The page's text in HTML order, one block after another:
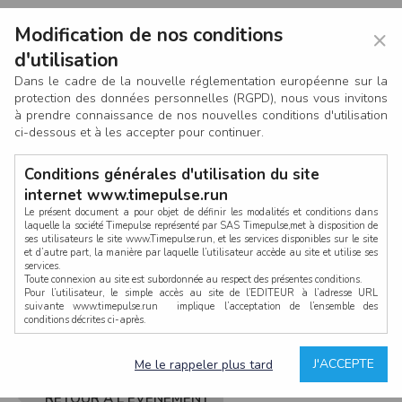
CONNEXION
RETOUR À L'ÉVÈNEMENT
×
Modification de nos conditions
d'utilisation
Dans le cadre de la nouvelle réglementation européenne sur la
protection des données personnelles (RGPD), nous vous invitons
à prendre connaissance de nos nouvelles conditions d'utilisation
ci-dessous et à les accepter pour continuer.
Conditions générales d'utilisation du site
internet www.timepulse.run
Le présent document a pour objet de définir les modalités et conditions dans
laquelle la société Timepulse représenté par SAS Timepulse,met à disposition de
ses utilisateurs le site www.Timepulse.run, et les services disponibles sur le site
et d’autre part, la manière par laquelle l’utilisateur accède au site et utilise ses
services.
Toute connexion au site est subordonnée au respect des présentes conditions.
Pour l’utilisateur, le simple accès au site de l’EDITEUR à l’adresse URL
suivante www.timepulse.run implique l’acceptation de l’ensemble des
conditions décrites ci-après.
La structure générale du site www.timepulse.run, par quelque procédé que ce
soit, sans l'autorisation préalable et par écrit de Fourcherot Mickael et/ou de ses
J'ACCEPTE
Me le rappeler plus tard